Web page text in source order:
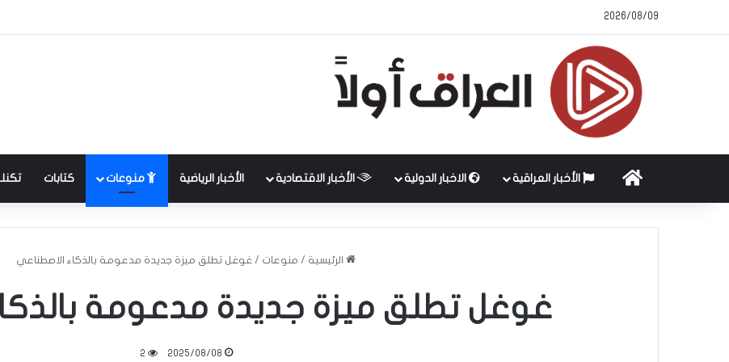
2026/08/09
الرئيسية الأخبار العراقية الاخبار الدولية الأخبار الاقتصادية الأخبار الرياضية منوعات كتابات
الرئيسية / منوعات / غوغل تطلق ميزة جديدة مدعومة بالذكاء الاصطناعي
غوغل تطلق ميزة جديدة مدعومة
2025/08/08
2